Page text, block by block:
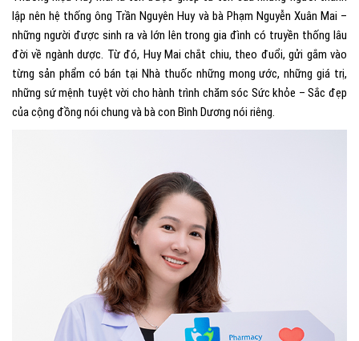
lập nên hệ thống ông Trần Nguyên Huy và bà Phạm Nguyễn Xuân Mai –
những người được sinh ra và lớn lên trong gia đình có truyền thống lâu
đời về ngành dược. Từ đó, Huy Mai chắt chiu, theo đuổi, gửi gắm vào
từng sản phẩm có bán tại Nhà thuốc những mong ước, những giá trị,
những sứ mệnh tuyệt vời cho hành trình chăm sóc Sức khỏe – Sắc đẹp
của cộng đồng nói chung và bà con Bình Dương nói riêng.